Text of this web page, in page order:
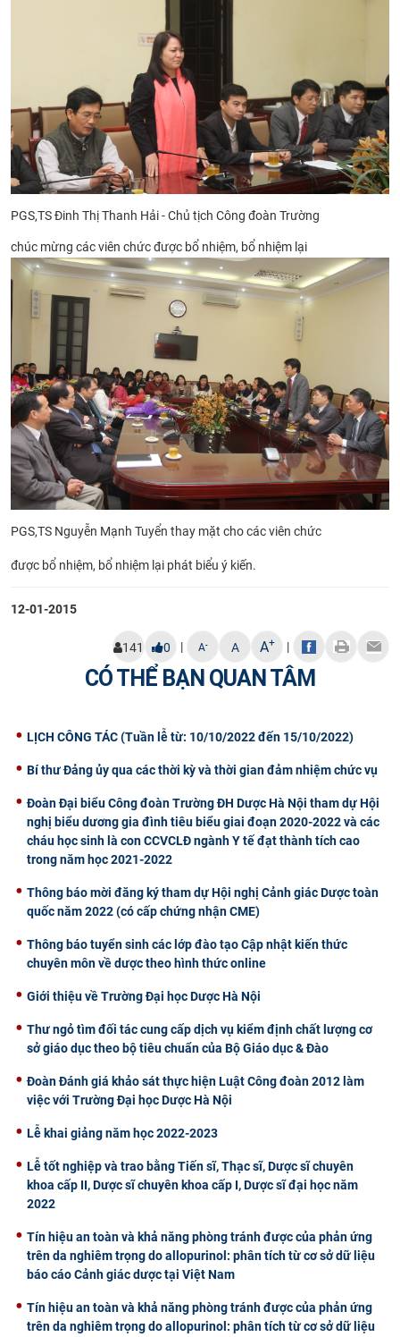
PGS,TS Đinh Thị Thanh Hải - Chủ tịch Công đoàn Trường
chúc mừng các viên chức được bổ nhiệm, bổ nhiệm lại
​PGS,TS Nguyễn Mạnh Tuyển thay mặt cho các viên chức
được bổ nhiệm, bổ nhiệm lại phát biểu ý kiến.
12-01-2015
141 0 | A- A A+ |
CÓ THỂ BẠN QUAN TÂM
LỊCH CÔNG TÁC (Tuần lễ từ: 10/10/2022 đến 15/10/2022)
Bí thư Đảng ủy qua các thời kỳ và thời gian đảm nhiệm chức vụ
Đoàn Đại biểu Công đoàn Trường ĐH Dược Hà Nội tham dự Hội
nghị biểu dương gia đình tiêu biểu giai đoạn 2020-2022 và các
cháu học sinh là con CCVCLĐ ngành Y tế đạt thành tích cao
trong năm học 2021-2022
Thông báo mời đăng ký tham dự Hội nghị Cảnh giác Dược toàn
quốc năm 2022 (có cấp chứng nhận CME)
Thông báo tuyển sinh các lớp đào tạo Cập nhật kiến thức
chuyên môn về dược theo hình thức online
Giới thiệu về Trường Đại học Dược Hà Nội
Thư ngỏ tìm đối tác cung cấp dịch vụ kiểm định chất lượng cơ
sở giáo dục theo bộ tiêu chuẩn của Bộ Giáo dục & Đào
Đoàn Đánh giá khảo sát thực hiện Luật Công đoàn 2012 làm
việc với Trường Đại học Dược Hà Nội
Lễ khai giảng năm học 2022-2023
Lễ tốt nghiệp và trao bằng Tiến sĩ, Thạc sĩ, Dược sĩ chuyên
khoa cấp II, Dược sĩ chuyên khoa cấp I, Dược sĩ đại học năm
2022
Tín hiệu an toàn và khả năng phòng tránh được của phản ứng
trên da nghiêm trọng do allopurinol: phân tích từ cơ sở dữ liệu
báo cáo Cảnh giác dược tại Việt Nam
Tín hiệu an toàn và khả năng phòng tránh được của phản ứng
trên da nghiêm trọng do allopurinol: phân tích từ cơ sở dữ liệu